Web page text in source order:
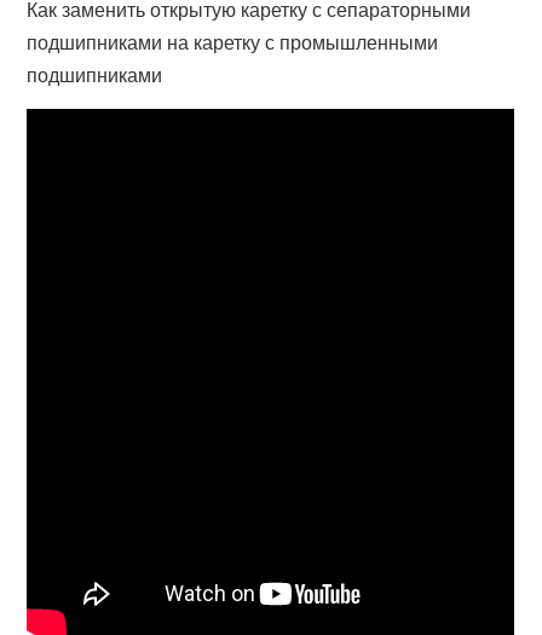
Как заменить открытую каретку с сепараторными
подшипниками на каретку с промышленными
подшипниками